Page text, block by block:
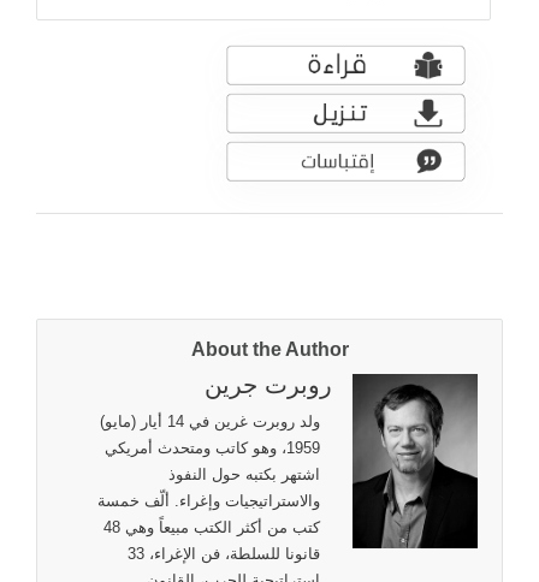
About the Author
روبرت جرين
ولد روبرت غرين في 14 أيار (مايو)
1959، وهو كاتب ومتحدث أمريكي
اشتهر بكتبه حول النفوذ
والاستراتيجيات وإغراء. ألّف خمسة
كتب من أكثر الكتب مبيعاً وهي 48
قانونا للسلطة، فن الإغراء، 33